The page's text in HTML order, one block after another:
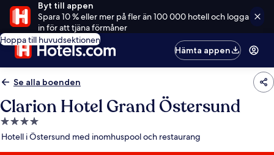
Byt till appen
Spara 10 % eller mer på fler än 100 000 hotell och logga
in för att tjäna förmåner
Hoppa till huvudsektionen
Hämta appen
Se alla boenden
Clarion Hotel Grand Östersund
4.0-
stjärnigt
Hotell i Östersund med inomhuspool och restaurang